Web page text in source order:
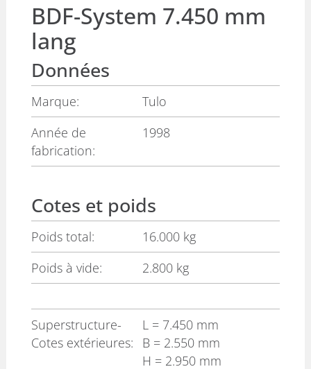
BDF-System 7.450 mm
lang
Données
Marque:
Tulo
Année de
fabrication:
1998
Cotes et poids
Poids total:
16.000 kg
Poids à vide:
2.800 kg
Superstructure-
Cotes extérieures:
L = 7.450 mm
B = 2.550 mm
H = 2.950 mm